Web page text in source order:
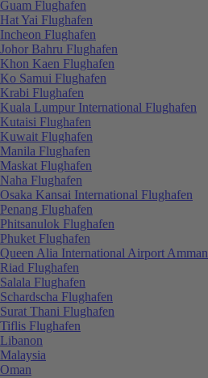
Guam Flughafen
Hat Yai Flughafen
Incheon Flughafen
Johor Bahru Flughafen
Khon Kaen Flughafen
Ko Samui Flughafen
Krabi Flughafen
Kuala Lumpur International Flughafen
Kutaisi Flughafen
Kuwait Flughafen
Manila Flughafen
Maskat Flughafen
Naha Flughafen
Osaka Kansai International Flughafen
Penang Flughafen
Phitsanulok Flughafen
Phuket Flughafen
Queen Alia International Airport Amman
Riad Flughafen
Salala Flughafen
Schardscha Flughafen
Surat Thani Flughafen
Tiflis Flughafen
Libanon
Malaysia
Oman